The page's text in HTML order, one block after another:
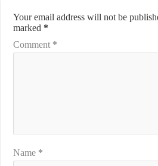
Your email address will not be
marked *
Comment *
Name *